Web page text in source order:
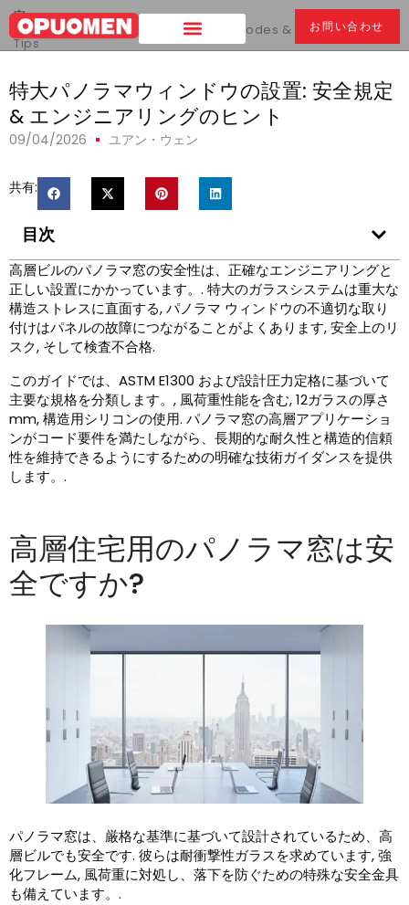
お問い合わせ
家 >
特大パノラマウィンドウの設置:Safety Codes & Engineering
Tips
特大パノラマウィンドウの設置: 安全規定
& エンジニアリングのヒント
09/04/2026 ユアン・ウェン
共有:
目次
高層ビルのパノラマ窓の安全性は、正確なエンジニアリングと
正しい設置にかかっています。. 特大のガラスシステムは重大な
構造ストレスに直面する, パノラマ ウィンドウの不適切な取り
付けはパネルの故障につながることがよくあります, 安全上のリ
スク, そして検査不合格.
このガイドでは、ASTM E1300 および設計圧力定格に基づいて
主要な規格を分類します。, 風荷重性能を含む, 12ガラスの厚さ
mm, 構造用シリコンの使用. パノラマ窓の高層アプリケーショ
ンがコード要件を満たしながら、長期的な耐久性と構造的信頼
性を維持できるようにするための明確な技術ガイダンスを提供
します。.
高層住宅用のパノラマ窓は安
全ですか?
パノラマ窓は、厳格な基準に基づいて設計されているため、高
層ビルでも安全です. 彼らは耐衝撃性ガラスを求めています, 強
化フレーム, 風荷重に対処し、落下を防ぐための特殊な安全金具
も備えています。.